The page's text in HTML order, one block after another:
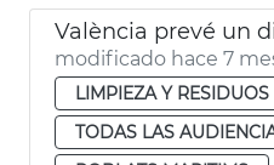
modificado hace 7
LIMPIEZA Y
TODAS LAS